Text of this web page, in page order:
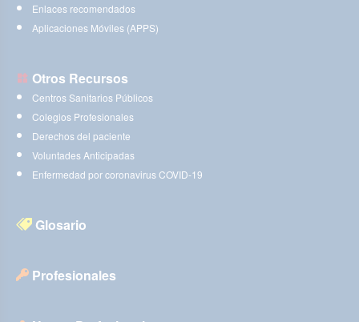
Enlaces recomendados
Aplicaciones Móviles (APPS)
Otros Recursos
Centros Sanitarios Públicos
Colegios Profesionales
Derechos del paciente
Voluntades Anticipadas
Enfermedad por coronavirus COVID-19
Glosario
Profesionales